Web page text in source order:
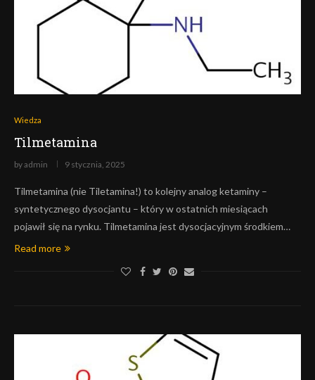
Wiedza
Tilmetamina
byadmin 9 stycznia, 2025
Tilmetamina (nie Tiletamina!) to kolejny analog ketaminy –
syntetycznego dysocjantu – który w ostatnich miesiącach
pojawił się na rynku. Tilmetamina jest dysocjacyjnym środkiem…
Read more